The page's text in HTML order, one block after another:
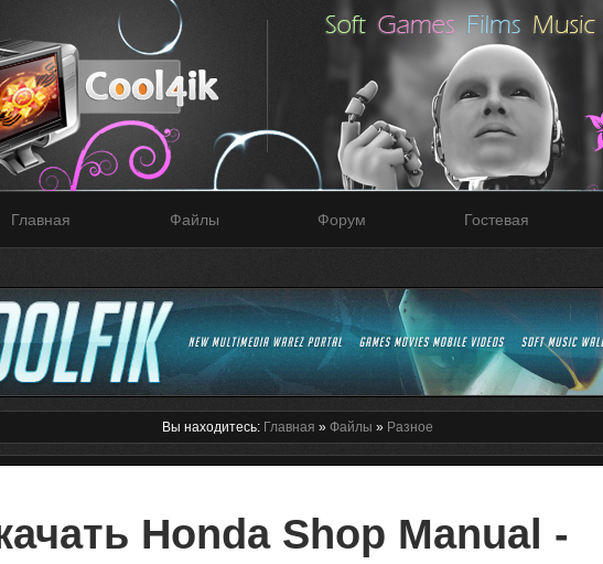
Главная Файлы Форум Гостевая
Вы находитесь: Главная » Файлы » Разное
Honda Shop Manual -